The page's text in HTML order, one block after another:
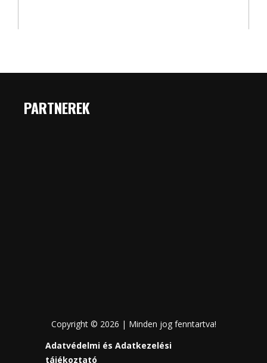
PARTNEREK
Copyright © 2026 | Minden jog fenntartva!
Adatvédelmi és Adatkezelési
tájékoztató